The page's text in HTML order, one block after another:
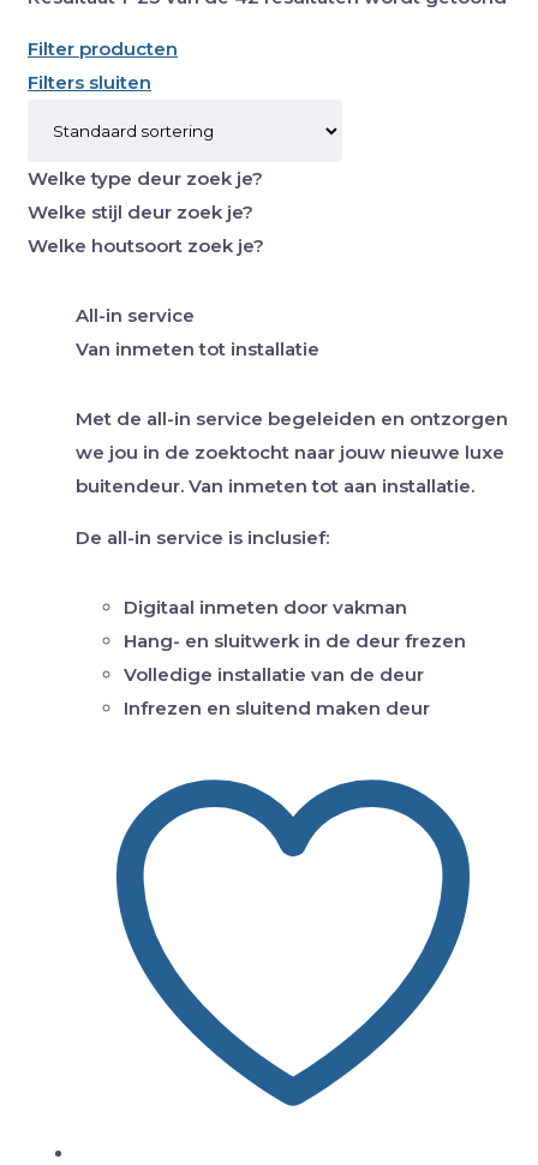
Filter producten
Filters sluiten
Welke type deur zoek je?
Welke stijl deur zoek je?
Welke houtsoort zoek je?
All-in service
Van inmeten tot installatie
Met de all-in service begeleiden en ontzorgen
we jou in de zoektocht naar jouw nieuwe luxe
buitendeur. Van inmeten tot aan installatie.
De all-in service is inclusief:
Digitaal inmeten door vakman
Hang- en sluitwerk in de deur frezen
Volledige installatie van de deur
Infrezen en sluitend maken deur